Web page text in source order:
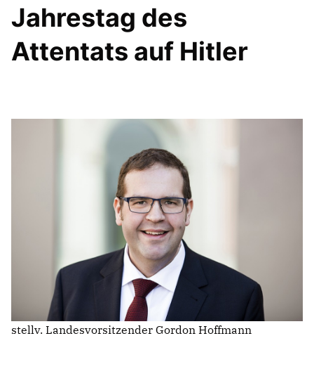
LANDESVORSTAND
LANDESGESCHÄFTSSTELLE
ORGANISATION
KREISVERBÄNDE
PARTEIGESCHICHTE
PARTEIGERICHT
IM LANDTAG
IN DER LANDESREGIERUNG
IM BUNDESTAG
IM EUROPÄISCHEN PARLAMENT
NEWSLETTER ABONNIEREN
BILDER
PROGRAMME
Jahrestag des
Attentats auf Hitler
stellv. Landesvorsitzender Gordon Hoffmann